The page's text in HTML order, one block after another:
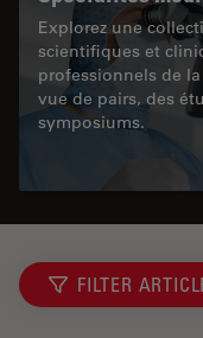
Explorez une
scientifiques et
professionnels de
vue de pairs, des
symposiums.
FILTER